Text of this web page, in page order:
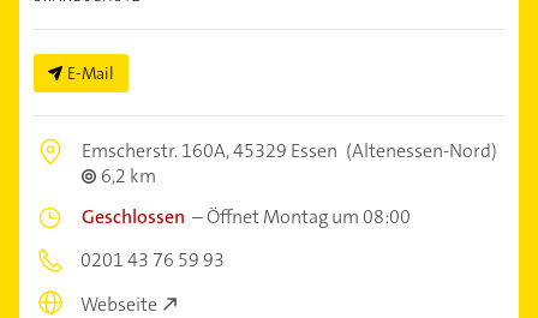
E-Mail
Emscherstr. 160A,45329 Essen (Altenessen-Nord)
6,2 km
Geschlossen –Öffnet Montag um 08:00
0201 43 76 59 93
Webseite